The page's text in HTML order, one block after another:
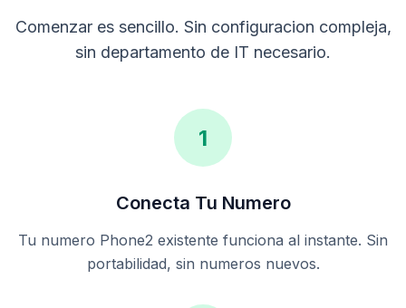
Comenzar es sencillo. Sin configuracion compleja,
sin departamento de IT necesario.
1
Conecta Tu Numero
Tu numero Phone2 existente funciona al instante. Sin
portabilidad, sin numeros nuevos.